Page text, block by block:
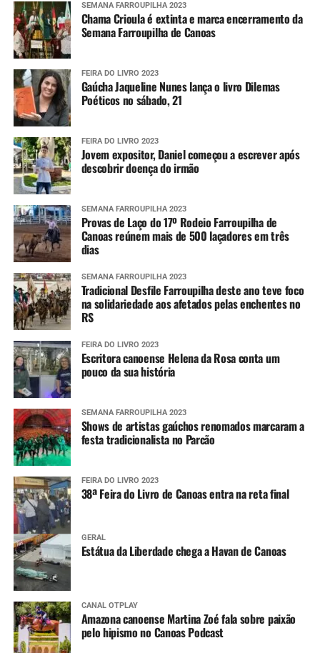
SEMANA FARROUPILHA 2023
Chama Crioula é extinta e marca encerramento da
Semana Farroupilha de Canoas
FEIRA DO LIVRO 2023
Gaúcha Jaqueline Nunes lança o livro Dilemas
Poéticos no sábado, 21
FEIRA DO LIVRO 2023
Jovem expositor, Daniel começou a escrever após
descobrir doença do irmão
SEMANA FARROUPILHA 2023
Provas de Laço do 17º Rodeio Farroupilha de
Canoas reúnem mais de 500 laçadores em três
dias
SEMANA FARROUPILHA 2023
Tradicional Desfile Farroupilha deste ano teve foco
na solidariedade aos afetados pelas enchentes no
RS
FEIRA DO LIVRO 2023
Escritora canoense Helena da Rosa conta um
pouco da sua história
SEMANA FARROUPILHA 2023
Shows de artistas gaúchos renomados marcaram a
festa tradicionalista no Parcão
FEIRA DO LIVRO 2023
38ª Feira do Livro de Canoas entra na reta final
GERAL
Estátua da Liberdade chega a Havan de Canoas
CANAL OTPLAY
Amazona canoense Martina Zoé fala sobre paixão
pelo hipismo no Canoas Podcast